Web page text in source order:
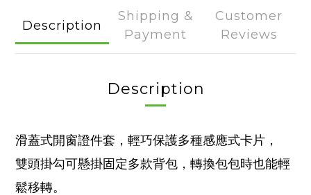
Description
Shipping &
Payment
Customer
Reviews
Description
滑蓋式開窗證件套，輕巧保護多種感應式卡片，
雙頭掛勾可懸掛固定多款背包，轉換包包時也能輕
鬆移轉。